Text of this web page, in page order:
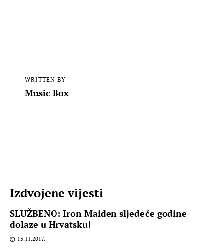
WRITTEN BY
Music Box
Izdvojene vijesti
SLUŽBENO: Iron Maiden sljedeće godine
dolaze u Hrvatsku!
13.11.2017.